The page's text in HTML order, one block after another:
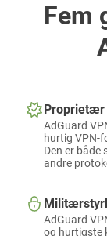
Fem
Proprietær
AdGuard
hurtig VPN-
Den er både
andre
AdGuard
og hurtigste